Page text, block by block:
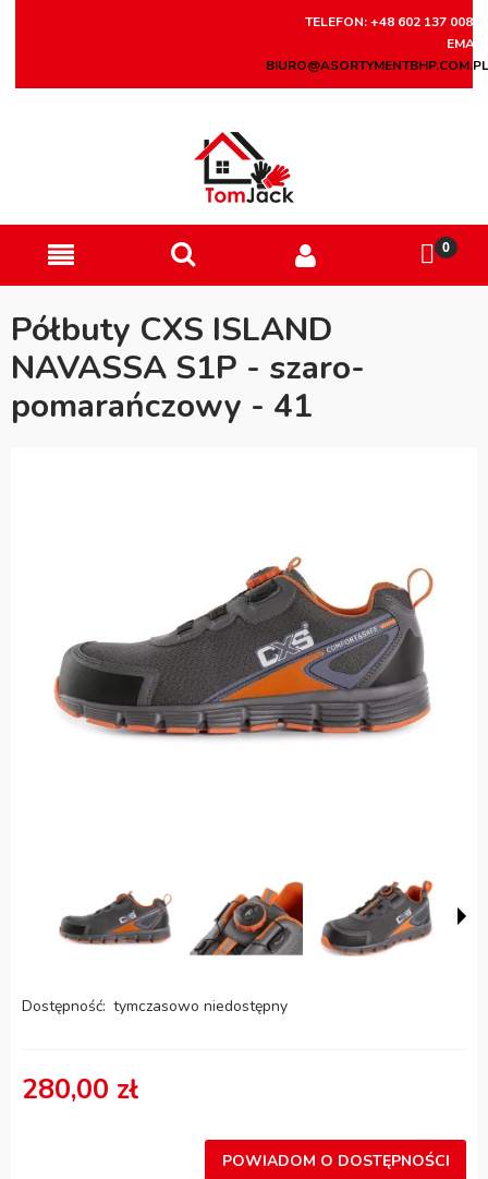
TELEFON: +48 602 137 008
EMAIL:
BIURO@ASORTYMENTBHP.COM.PL
Półbuty CXS ISLAND
NAVASSA S1P - szaro-
pomarańczowy - 41
Dostępność: tymczasowo niedostępny
280,00 zł
POWIADOM O DOSTĘPNOŚCI